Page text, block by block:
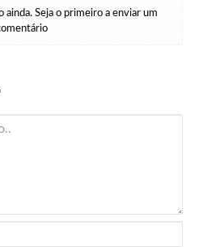
Seja o primeiro a enviar um